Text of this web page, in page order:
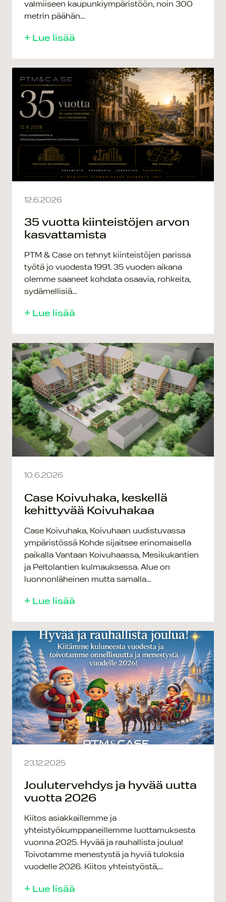
valmiiseen kaupunkiympäristöön, noin 300
metrin päähän…
+ Lue lisää
12.6.2026
35 vuotta kiinteistöjen arvon
kasvattamista
PTM & Case on tehnyt kiinteistöjen parissa
työtä jo vuodesta 1991. 35 vuoden aikana
olemme saaneet kohdata osaavia, rohkeita,
sydämellisiä…
+ Lue lisää
10.6.2026
Case Koivuhaka, keskellä
kehittyvää Koivuhakaa
Case Koivuhaka, Koivuhaan uudistuvassa
ympäristössä Kohde sijaitsee erinomaisella
paikalla Vantaan Koivuhaassa, Mesikukantien
ja Peltolantien kulmauksessa. Alue on
luonnonläheinen mutta samalla…
+ Lue lisää
23.12.2025
Joulutervehdys ja hyvää uutta
vuotta 2026
Kiitos asiakkaillemme ja
yhteistyökumppaneillemme luottamuksesta
vuonna 2025. Hyvää ja rauhallista joulua!
Toivotamme menestystä ja hyviä tuloksia
vuodelle 2026. Kiitos yhteistyöstä,…
+ Lue lisää